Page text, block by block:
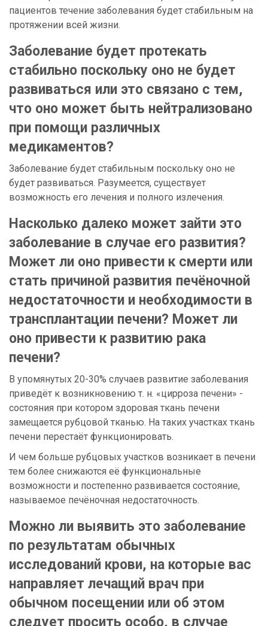
пациентов течение заболевания будет стабильным на
протяжении всей жизни.
Заболевание будет протекать
стабильно поскольку оно не будет
развиваться или это связано с тем,
что оно может быть нейтрализовано
при помощи различных
медикаментов?
Заболевание будет стабильным поскольку оно не
будет развиваться. Разумеется, существует
возможность его лечения и полного излечения.
Насколько далеко может зайти это
заболевание в случае его развития?
Может ли оно привести к смерти или
стать причиной развития печёночной
недостаточности и необходимости в
трансплантации печени? Может ли
оно привести к развитию рака
печени?
В упомянутых 20-30% случаев развитие заболевания
приведёт к возникновению т. н. «цирроза печени» -
состояния при котором здоровая ткань печени
замещается рубцовой тканью. На таких участках ткань
печени перестаёт функционировать.
И чем больше рубцовых участков возникает в печени
тем более снижаются её функциональные
возможности и постепенно развивается состояние,
называемое печёночная недостаточность.
Можно ли выявить это заболевание
по результатам обычных
исследований крови, на которые вас
направляет лечащий врач при
обычном посещении или об этом
следует просить особо, в случае